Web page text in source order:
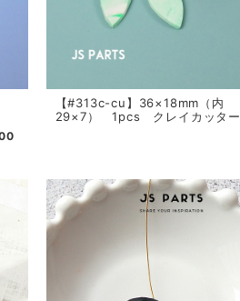
【#313c-cu】36×18mm（内
29×7） 1pcs クレイカッター